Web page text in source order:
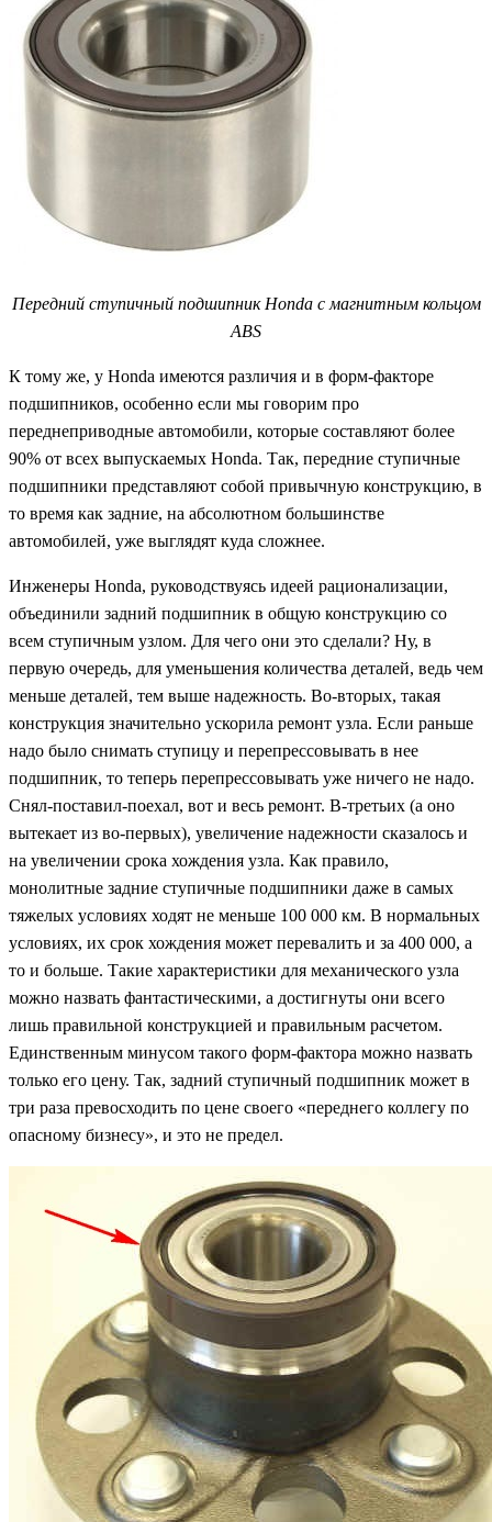
Передний ступичный подшипник Honda с магнитным кольцом
ABS
К тому же, у Honda имеются различия и в форм-факторе
подшипников, особенно если мы говорим про
переднеприводные автомобили, которые составляют более
90% от всех выпускаемых Honda. Так, передние ступичные
подшипники представляют собой привычную конструкцию, в
то время как задние, на абсолютном большинстве
автомобилей, уже выглядят куда сложнее.
Инженеры Honda, руководствуясь идеей рационализации,
объединили задний подшипник в общую конструкцию со
всем ступичным узлом. Для чего они это сделали? Ну, в
первую очередь, для уменьшения количества деталей, ведь чем
меньше деталей, тем выше надежность. Во-вторых, такая
конструкция значительно ускорила ремонт узла. Если раньше
надо было снимать ступицу и перепрессовывать в нее
подшипник, то теперь перепрессовывать уже ничего не надо.
Снял-поставил-поехал, вот и весь ремонт. В-третьих (а оно
вытекает из во-первых), увеличение надежности сказалось и
на увеличении срока хождения узла. Как правило,
монолитные задние ступичные подшипники даже в самых
тяжелых условиях ходят не меньше 100 000 км. В нормальных
условиях, их срок хождения может перевалить и за 400 000, а
то и больше. Такие характеристики для механического узла
можно назвать фантастическими, а достигнуты они всего
лишь правильной конструкцией и правильным расчетом.
Единственным минусом такого форм-фактора можно назвать
только его цену. Так, задний ступичный подшипник может в
три раза превосходить по цене своего «переднего коллегу по
опасному бизнесу», и это не предел.